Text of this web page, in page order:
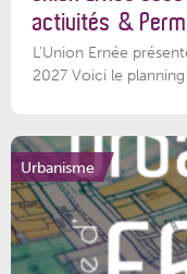
activités &
L'Union Ernée
2027 Voici le
Urbanisme